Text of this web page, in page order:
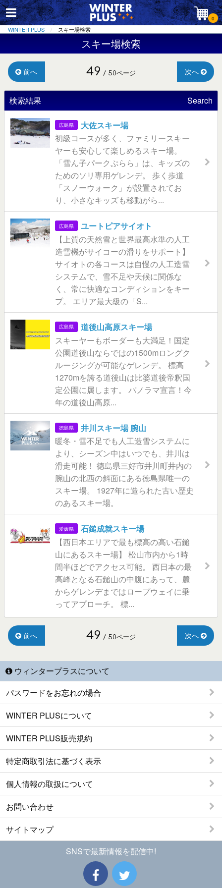
0
WINTER PLUS スキー場検索
スキー場検索
前へ 49 / 50ページ 次へ
検索結果 Search
広島県
大佐スキー場
初級コースが多く、ファミリースキー
ヤーも安心して楽しめるスキー場。
「雪ん子パークぷらら」は、キッズの
ためのソリ専用ゲレンデ。 歩く歩道
「スノーウォーク」が設置されてお
り、小さなキッズも移動がら...
広島県
ユートピアサイオト
【上質の天然雪と世界最高水準の人工
造雪機がサイコーの滑りをサポート】
サイオトの各コースは自慢の人工造雪
システムで、雪不足や天候に関係な
く、常に快適なコンディションをキー
プ。 エリア最大級の「S...
広島県
道後山高原スキー場
スキーヤーもボーダーも大満足！国定
公園道後山ならではの1500mロングク
ルージングが可能なゲレンデ。 標高
1270mを誇る道後山は比婆道後帝釈国
定公園に属します。 パノラマ宣言！今
年の道後山高原...
徳島県
井川スキー場 腕山
暖冬・雪不足でも人工造雪システムに
より、シーズン中はいつでも、井川は
滑走可能！ 徳島県三好市井川町井内の
腕山の北西の斜面にある徳島県唯一の
スキー場。 1927年に造られた古い歴史
のあるスキー場。
愛媛県
石鎚成就スキー場
【西日本エリアで最も標高の高い石鎚
山にあるスキー場】 松山市内から1時
間半ほどでアクセス可能。 西日本の最
高峰となる石鎚山の中腹にあって、麓
からゲレンデまではロープウェイに乗
ってアプローチ。 標...
前へ 49 / 50ページ 次へ
ウィンタープラスについて
パスワードをお忘れの場合
WINTER PLUSについて
WINTER PLUS販売規約
特定商取引法に基づく表示
個人情報の取扱について
お問い合わせ
サイトマップ
SNSで最新情報を配信中!